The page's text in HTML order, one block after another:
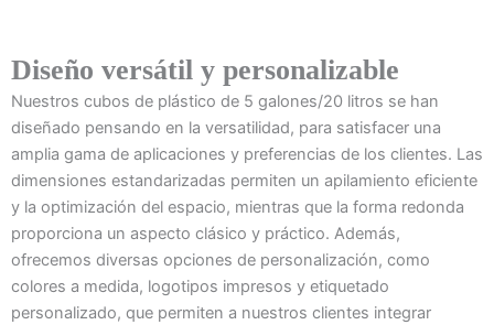
Diseño versátil y personalizable
Nuestros cubos de plástico de 5 galones/20 litros se han
diseñado pensando en la versatilidad, para satisfacer una
amplia gama de aplicaciones y preferencias de los clientes. Las
dimensiones estandarizadas permiten un apilamiento eficiente
y la optimización del espacio, mientras que la forma redonda
proporciona un aspecto clásico y práctico. Además,
ofrecemos diversas opciones de personalización, como
colores a medida, logotipos impresos y etiquetado
personalizado, que permiten a nuestros clientes integrar